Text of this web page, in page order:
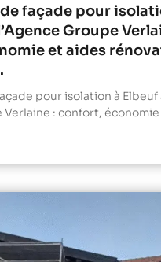
façade pour
Groupe
et aides
pour isolation à Elbeuf
Verlaine : confort,